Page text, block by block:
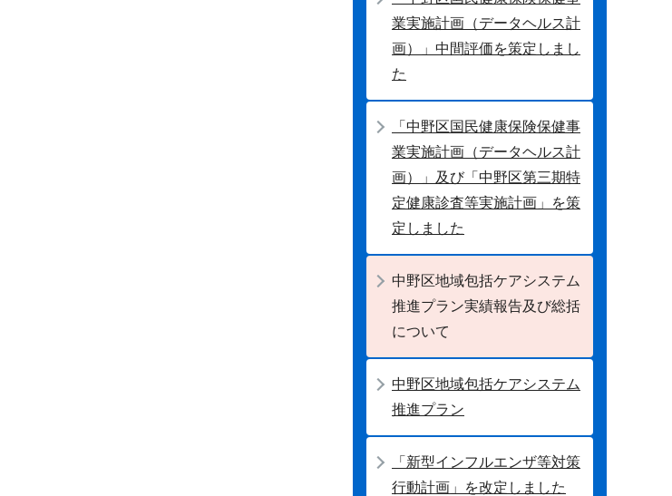
業実施計画（データヘルス計
画）」中間評価を策定しまし
た
「中野区国民健康保険保健事
業実施計画（データヘルス計
画）」及び「中野区第三期特
定健康診査等実施計画」を策
定しました
中野区地域包括ケアシステム
推進プラン実績報告及び総括
について
中野区地域包括ケアシステム
推進プラン
「新型インフルエンザ等対策
行動計画」を改定しました